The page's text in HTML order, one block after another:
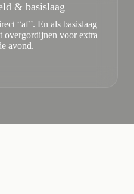
& basislaag
“af”. En als basislaag
overgordijnen voor extra
avond.